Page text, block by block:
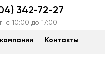
342-72-27
c 10:00 до 17:00
Контакты